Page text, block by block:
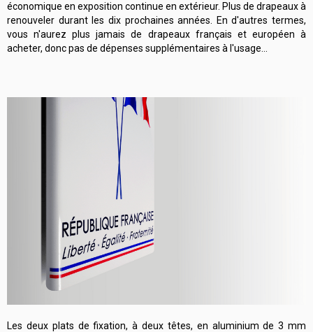
économique en exposition continue en extérieur. Plus de drapeaux à
renouveler durant les dix prochaines années. En d'autres termes,
vous n'aurez plus jamais de drapeaux français et européen à
acheter, donc pas de dépenses supplémentaires à l'usage...
Les deux plats de fixation, à deux têtes, en aluminium de 3 mm